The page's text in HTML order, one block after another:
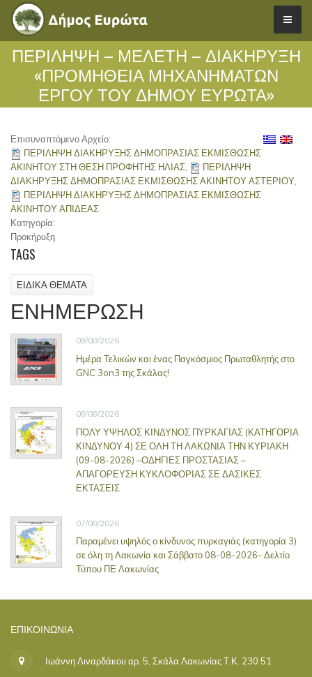
ΠΕΡΊΛΗΨΗ – ΜΕΛΈΤΗ – ΔΙΑΚΉΡΥΞΗ
«ΠΡΟΜΉΘΕΙΑ ΜΗΧΑΝΗΜΆΤΩΝ
ΈΡΓΟΥ ΤΟΥ ΔΉΜΟΥ ΕΥΡΏΤΑ»
Επισυναπτόμενο Αρχείο:
ΠΕΡΙΛΗΨΗ ΔΙΑΚΗΡΥΞΗΣ ΔΗΜΟΠΡΑΣΙΑΣ ΕΚΜΙΣΘΩΣΗΣ
ΑΚΙΝΗΤΟΥ ΣΤΗ ΘΕΣΗ ΠΡΟΦΗΤΗΣ ΗΛΙΑΣ
ΠΕΡΙΛΗΨΗ
ΔΙΑΚΗΡΥΞΗΣ ΔΗΜΟΠΡΑΣΙΑΣ ΕΚΜΙΣΘΩΣΗΣ ΑΚΙΝΗΤΟΥ ΑΣΤΕΡΙΟΥ
ΠΕΡΙΛΗΨΗ ΔΙΑΚΗΡΥΞΗΣ ΔΗΜΟΠΡΑΣΙΑΣ ΕΚΜΙΣΘΩΣΗΣ
ΑΚΙΝΗΤΟΥ ΑΠΙΔΕΑΣ
Κατηγορία:
Προκήρυξη
TAGS
ΕΙΔΙΚΑ ΘΕΜΑΤΑ
ΕΝΗΜΕΡΩΣΗ
09/08/2026
Ημέρα Τελικών και ένας Παγκόσμιος Πρωταθλητής στο
GNC 3on3 της Σκάλας!
08/08/2026
ΠΟΛΥ ΥΨΗΛΟΣ ΚΙΝΔΥΝΟΣ ΠΥΡΚΑΓΙΑΣ (ΚΑΤΗΓΟΡΙΑ
ΚΙΝΔΥΝΟΥ 4) ΣΕ ΟΛΗ ΤΗ ΛΑΚΩΝΙΑ ΤΗΝ ΚΥΡΙΑΚΗ
(09-08-2026) –ΟΔΗΓΙΕΣ ΠΡΟΣΤΑΣΙΑΣ –
ΑΠΑΓΟΡΕΥΣΗ ΚΥΚΛΟΦΟΡΙΑΣ ΣΕ ΔΑΣΙΚΕΣ
ΕΚΤΑΣΕΙΣ
07/08/2026
Παραμένει υψηλός ο κίνδυνος πυρκαγιάς (κατηγορία 3)
σε όλη τη Λακωνία και Σάββατο 08-08-2026- Δελτίο
Τύπου ΠΕ Λακωνίας
ΕΠΙΚΟΙΝΩΝΊΑ
Ιωάννη Λιναρδάκου αρ. 5, Σκάλα Λακωνίας Τ.Κ. 230 51